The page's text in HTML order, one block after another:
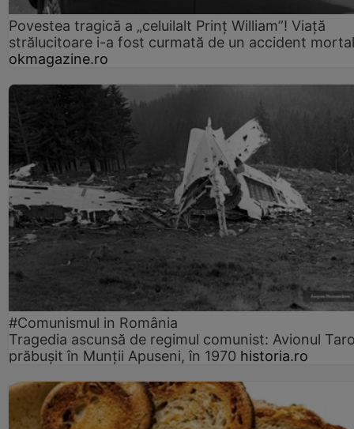
Povestea tragică a „celuilalt Prinț William”! Viață
strălucitoare i-a fost curmată de un accident mortal
okmagazine.ro
#Comunismul in România
Tragedia ascunsă de regimul comunist: Avionul
prăbușit în Munții Apuseni, în 1970 historia.ro